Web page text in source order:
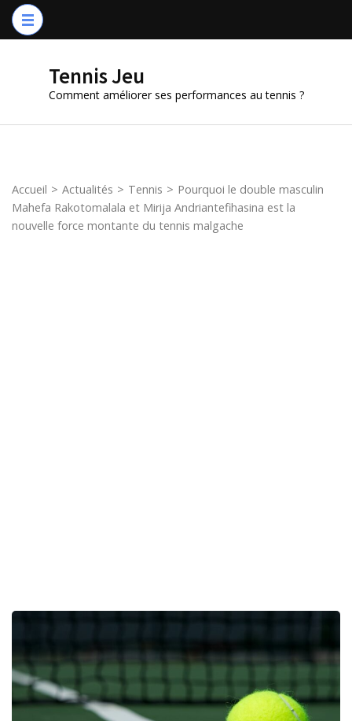
Aller
au
(PressezTennis Jeu
Comment améliorer ses performances au tennis ?
Accueil > Actualités > Tennis > Pourquoi le double masculin
Mahefa Rakotomalala et Mirija Andriantefihasina est la
nouvelle force montante du tennis malgache